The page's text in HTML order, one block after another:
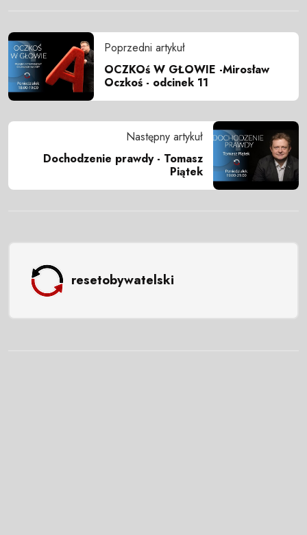
Poprzedni artykuł
OCZKOś W GŁOWIE -Mirosław
Oczkoś - odcinek 11
Następny artykuł
Dochodzenie prawdy - Tomasz
Piątek
resetobywatelski